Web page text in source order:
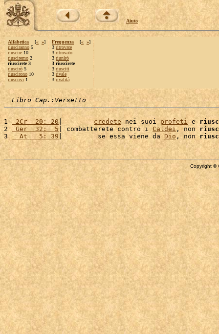
Aiuto
Alfabetica [« »]
riusciranno 5
riuscire 10
riusciremo 2
riuscirete 3
riuscirò 5
riuscirono 10
riuscirvi 1
Frequenza [« »]
3 ritrovate
3 ritrovato
3 riunirò
3 riuscirete
3 riusciti
3 rivale
3 rivalità
Libro Cap.:Versetto
1 2Cr  20: 20| credete nei suoi profeti e
2
Ger  32:  5 | combatterete contro i Caldei , non
3
  At   5: 39
|         se essa viene da Dio , non
Copyright ©